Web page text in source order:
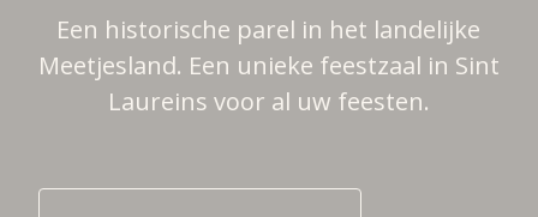
Een historische parel in het landelijke
Meetjesland. Een unieke feestzaal in Sint
Laureins voor al uw feesten.